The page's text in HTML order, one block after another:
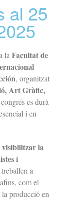
al 25
laFacultat de
, organitzat
Art Gràfic,
es durà
i en
visibilitzar la
i
a
com el
producció en